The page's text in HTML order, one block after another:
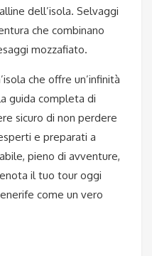
dell’isola. Selvaggi
che combinano
mozzafiato.
che offre un’infinità
guida completa di
sicuro di non perdere
e preparati a
pieno di avventure,
il tuo tour oggi
come un vero